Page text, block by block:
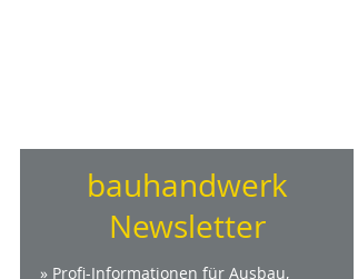
bauhandwerk
Newsletter
» Profi-Informationen für Ausbau,